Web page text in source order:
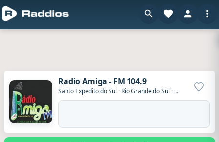
Radio Amiga - FM 104.9
Santo Expedito do Sul · Rio Grande do Sul · Brasil